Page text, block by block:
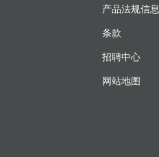
产品法规信息
条款
招聘中心
网站地图